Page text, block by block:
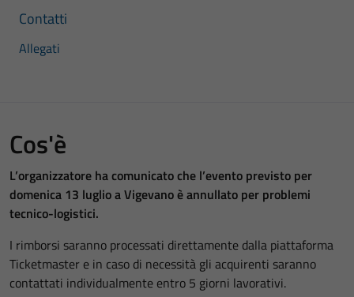
Contatti
Allegati
Cos'è
L’organizzatore ha comunicato che l’evento previsto per
domenica 13 luglio a Vigevano è annullato per problemi
tecnico-logistici.
I rimborsi saranno processati direttamente dalla piattaforma
Ticketmaster e in caso di necessità gli acquirenti saranno
contattati individualmente entro 5 giorni lavorativi.